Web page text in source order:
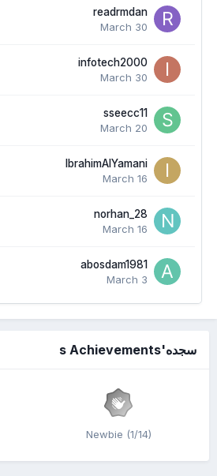
readrmdan
March 30
infotech2000
March 30
sseecc11
March 20
IbrahimAlYamani
March 16
norhan_28
March 16
abosdam1981
March 3
سجده's Achievements
Newbie (1/14)